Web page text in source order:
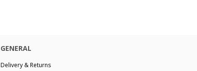
GENERAL
Delivery & Returns